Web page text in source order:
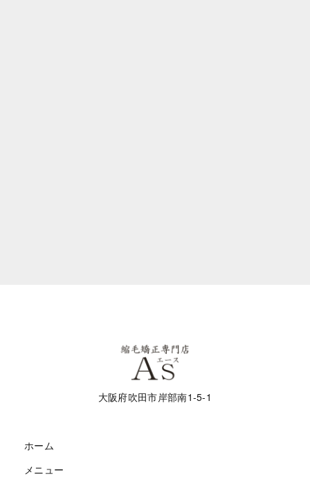
大阪府吹田市岸部南1-5-1
ホーム
メニュー